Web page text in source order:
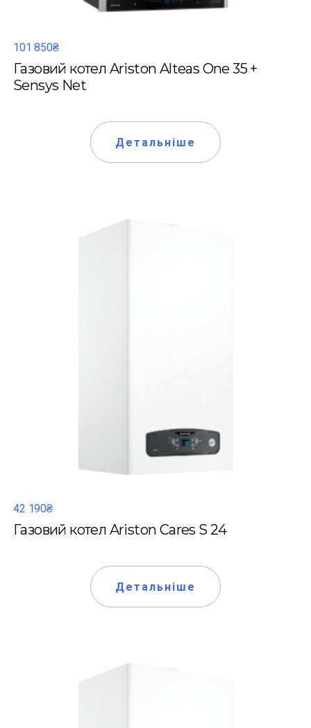
101 850₴
Газовий котел Ariston Alteas One 35 +
Sensys Net
Детальніше
42 190₴
Газовий котел Ariston Cares S 24
Детальніше